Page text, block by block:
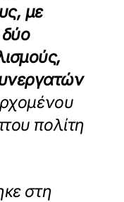
με
πολίτη
στη